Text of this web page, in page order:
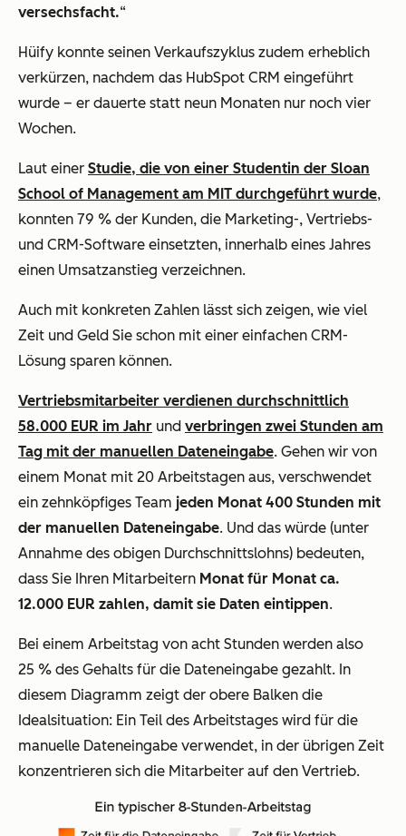
versechsfacht.“
Hüify konnte seinen Verkaufszyklus zudem erheblich
verkürzen, nachdem das HubSpot CRM eingeführt
wurde – er dauerte statt neun Monaten nur noch vier
Wochen.
Laut einer Studie, die von einer Studentin der Sloan
School of Management am MIT durchgeführt wurde,
konnten 79 % der Kunden, die Marketing-, Vertriebs-
und CRM-Software einsetzten, innerhalb eines Jahres
einen Umsatzanstieg verzeichnen.
Auch mit konkreten Zahlen lässt sich zeigen, wie viel
Zeit und Geld Sie schon mit einer einfachen CRM-
Lösung sparen können.
Vertriebsmitarbeiter verdienen durchschnittlich
58.000 EUR im Jahr und verbringen zwei Stunden am
Tag mit der manuellen Dateneingabe. Gehen wir von
einem Monat mit 20 Arbeitstagen aus, verschwendet
ein zehnköpfiges Team jeden Monat 400 Stunden mit
der manuellen Dateneingabe. Und das würde (unter
Annahme des obigen Durchschnittslohns) bedeuten,
dass Sie Ihren Mitarbeitern Monat für Monat ca.
12.000 EUR zahlen, damit sie Daten eintippen.
Bei einem Arbeitstag von acht Stunden werden also
25 % des Gehalts für die Dateneingabe gezahlt. In
diesem Diagramm zeigt der obere Balken die
Idealsituation: Ein Teil des Arbeitstages wird für die
manuelle Dateneingabe verwendet, in der übrigen Zeit
konzentrieren sich die Mitarbeiter auf den Vertrieb.